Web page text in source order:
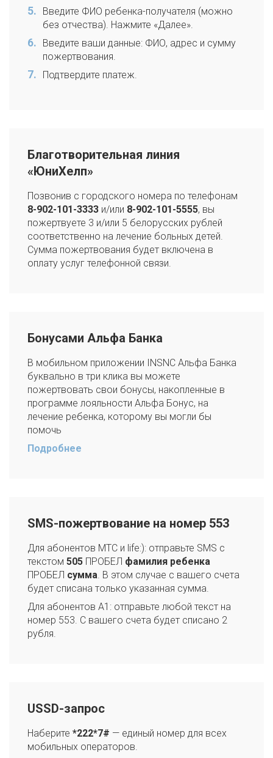
Введите ФИО ребенка-получателя (можно
без отчества). Нажмите «Далее».
Введите ваши данные: ФИО, адрес и сумму
пожертвования.
Подтвердите платеж.
Благотворительная линия
«ЮниХелп»
Позвонив с городского номера по телефонам
8-902-101-3333 и/или 8-902-101-5555, вы
пожертвуете 3 и/или 5 белорусских рублей
соответственно на лечение больных детей.
Сумма пожертвования будет включена в
оплату услуг телефонной связи.
Бонусами Альфа Банка
В мобильном приложении INSNC Альфа Банка
буквально в три клика вы можете
пожертвовать свои бонусы, накопленные в
программе лояльности Альфа Бонус, на
лечение ребенка, которому вы могли бы
помочь
Подробнее
SMS-пожертвование на номер 553
Для абонентов МТС и life:): отправьте SMS с
текстом 505 ПРОБЕЛ фамилия ребенка
ПРОБЕЛ сумма. В этом случае с вашего счета
будет списана только указанная сумма.
Для абонентов А1: отправьте любой текст на
номер 553. С вашего счета будет списано 2
рубля.
USSD-запрос
Наберите *222*7# — единый номер для всех
мобильных операторов.